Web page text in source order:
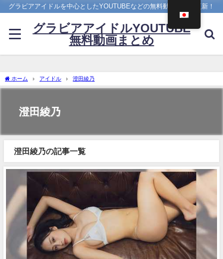
グラビアアイドルを中心としたYOUTUBEなどの無料動画を日々更新！
グラビアアイドルYOUTUBE
無料動画まとめ
ホーム アイドル 澄田綾乃
澄田綾乃
澄田綾乃の記事一覧